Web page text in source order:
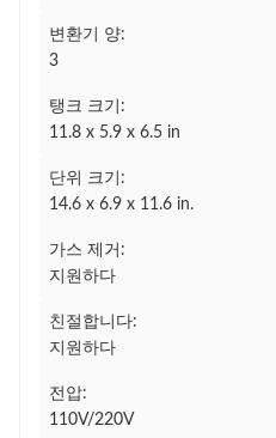
변환기 양:
3
탱크 크기:
11.8 x 5.9 x 6.5 in
단위 크기:
14.6 x 6.9 x 11.6 in.
가스 제거:
지원하다
친절합니다:
지원하다
전압:
110V/220V